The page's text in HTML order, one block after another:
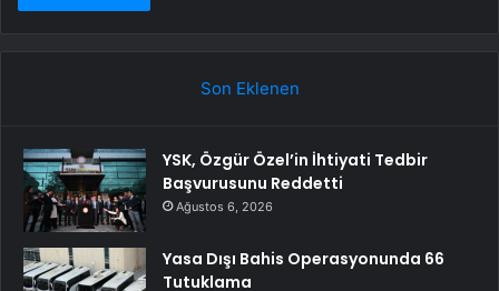
Son Eklenen
YSK, Özgür Özel’in İhtiyati Tedbir
Başvurusunu Reddetti
Ağustos 6, 2026
Yasa Dışı Bahis Operasyonunda 66
Tutuklama